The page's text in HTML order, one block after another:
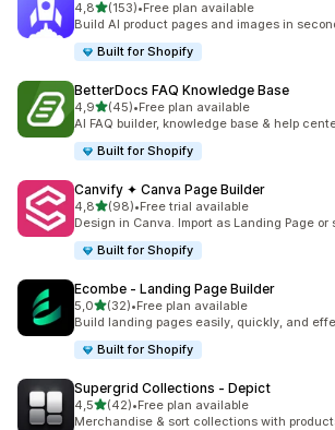
4,85 yıldız üzerinden
(153)
toplam 153 değerlendirme
•Free plan available
Build AI product pages and images in
Built for Shopify
BetterDocs FAQ Knowledge Base
4,95 yıldız üzerinden
(45)
toplam 45 değerlendirme
•Free plan available
AI FAQ builder, knowledge base & help
Built for Shopify
Canvify ✦ Canva Page Builder
4,85 yıldız üzerinden
(98)
toplam 98 değerlendirme
•Free trial available
Design in Canva. Import as Landing Page or
Built for Shopify
Ecombe ‑ Landing Page Builder
5,05 yıldız üzerinden
(32)
toplam 32 değerlendirme
•Free plan available
Build landing pages easily, quickly, and
Built for Shopify
Supergrid Collections ‑ Depict
4,55 yıldız üzerinden
(42)
toplam 42 değerlendirme
•Free plan available
Merchandise & sort collections with